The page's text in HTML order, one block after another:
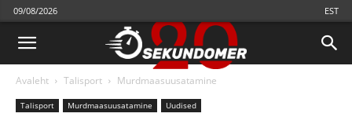
09/08/2026 EST
Avaleht Talisport Murdmaasuusatamine
Talisport Murdmaasuusatamine Uudised